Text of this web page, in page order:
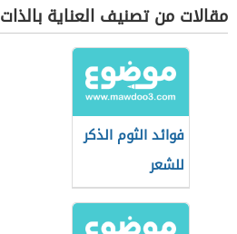
مقالات من تصنيف العناية بالذات
فوائد الثوم الذكر
للشعر